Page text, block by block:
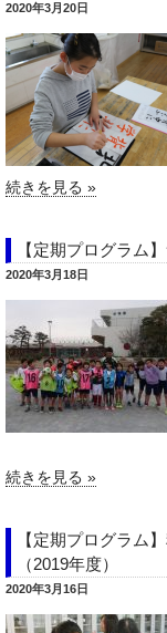
2020年3月20日
続きを見る »
【定期プログラム
2020年3月18日
続きを見る »
【定期プログラム
（2019年度）
2020年3月16日